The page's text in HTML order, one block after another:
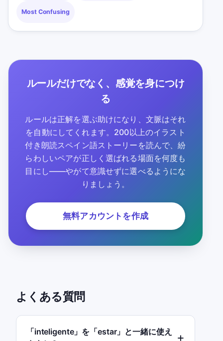
Most Confusing
ルールだけでなく、感覚を身につけ
る
ルールは正解を選ぶ助けになり、文脈はそれ
を自動にしてくれます。200以上のイラスト
付き朗読スペイン語ストーリーを読んで、紛
らわしいペアが正しく選ばれる場面を何度も
目にし——やがて意識せずに選べるようにな
りましょう。
無料アカウントを作成
よくある質問
「inteligente」を「estar」と一緒に使え